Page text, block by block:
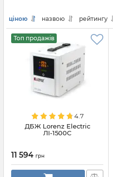
ціною назвою рейтингу
Топ продажів
4.7
ДБЖ Lorenz Electric
ЛІ-1500С
11 594 грн